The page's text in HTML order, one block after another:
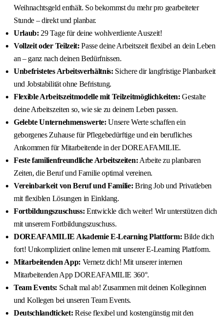
Weihnachtsgeld enthält. So bekommst du mehr pro gearbeiteter
Stunde – direkt und planbar.
Urlaub: 29 Tage für deine wohlverdiente Auszeit!
Vollzeit oder Teilzeit: Passe deine Arbeitszeit flexibel an dein Leben
an – ganz nach deinen Bedürfnissen.
Unbefristetes Arbeitsverhältnis: Sichere dir langfristige Planbarkeit
und Jobstabilität ohne Befristung.
Flexible Arbeitszeitmodelle mit Teilzeitmöglichkeiten: Gestalte
deine Arbeitszeiten so, wie sie zu deinem Leben passen.
Gelebte Unternehmenswerte: Unsere Werte schaffen ein
geborgenes Zuhause für Pflegebedürftige und ein berufliches
Ankommen für Mitarbeitende in der DOREAFAMILIE.
Feste familienfreundliche Arbeitszeiten: Arbeite zu planbaren
Zeiten, die Beruf und Familie optimal vereinen.
Vereinbarkeit von Beruf und Familie: Bring Job und Privatleben
mit flexiblen Lösungen in Einklang.
Fortbildungszuschuss: Entwickle dich weiter! Wir unterstützen dich
mit unserem Fortbildungszuschuss.
DOREAFAMILIE Akademie E-Learning Plattform: Bilde dich
fort! Unkompliziert online lernen mit unserer E-Learning Plattform.
Mitarbeitenden App: Vernetz dich! Mit unserer internen
Mitarbeitenden App DOREAFAMILIE 360°.
Team Events: Schalt mal ab! Zusammen mit deinen Kolleginnen
und Kollegen bei unseren Team Events.
Deutschlandticket: Reise flexibel und kostengünstig mit den